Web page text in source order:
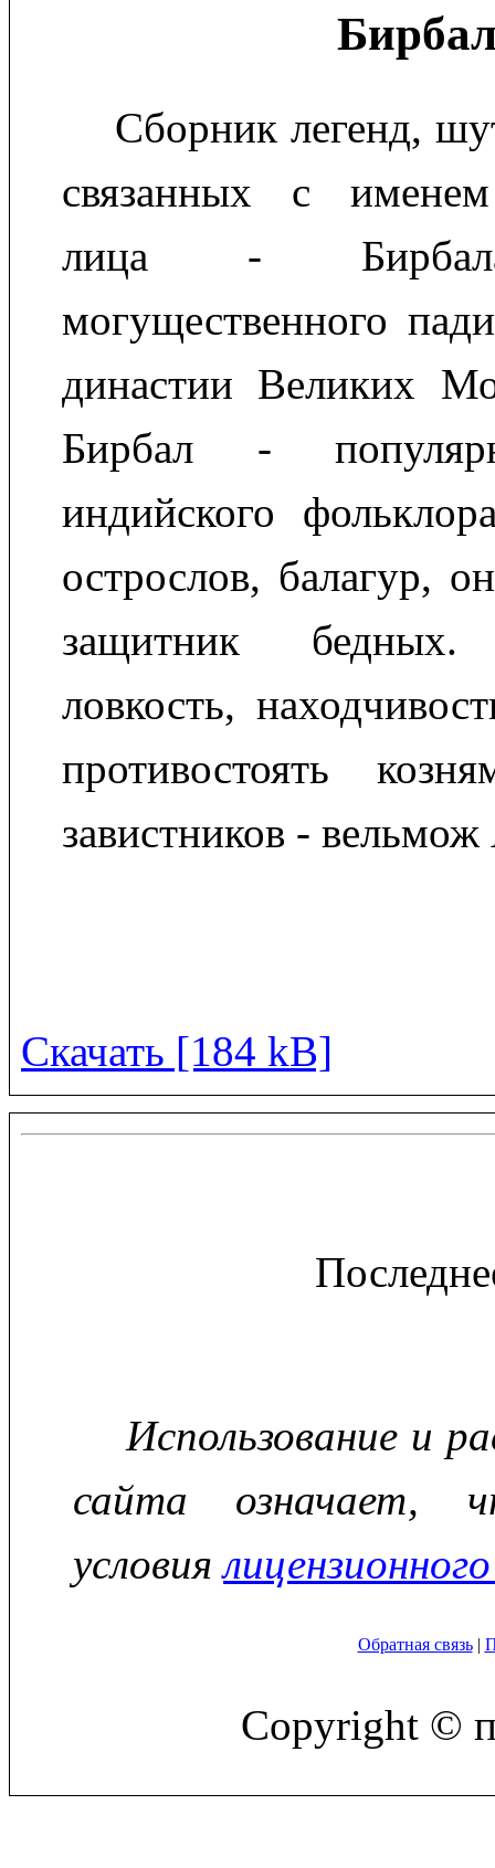
Сборник легенд,
связанных с именем
лица -
могущественного
династии Великих
Бирбал -
индийского
острослов, балагур,
защитник
ловкость,
противостоять
завистников -
Скачать [184 kB]
Использование и
сайта означает,
условия
Обратная связь|
Copyright ©